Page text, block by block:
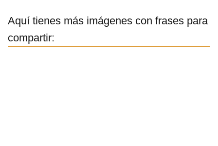
Aquí tienes más imágenes con frases para
compartir: